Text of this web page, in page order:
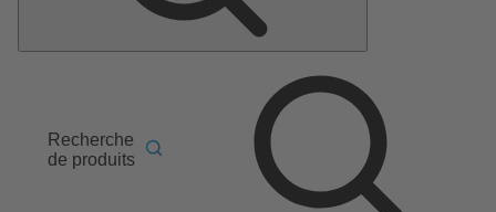
Recherche
de produits